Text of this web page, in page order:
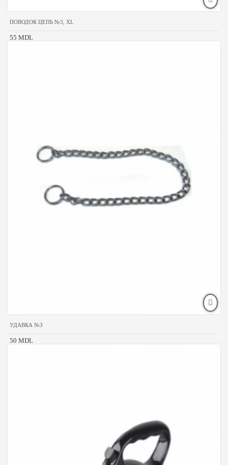
ПОВОДОК ЦЕПЬ №3, XL
55 MDL
УДАВКА №3
50 MDL